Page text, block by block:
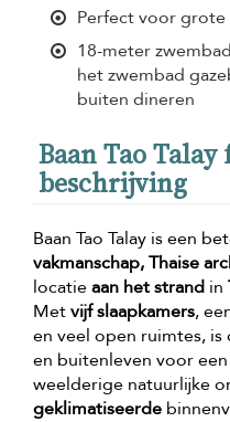
Perfect voor
18-meter
het zwembad
buiten dineren
Baan Tao Talay
beschrijving
Baan Tao Talay is een
vakmanschap, Thaise
locatieaan het strand in
Metvijf slaapkamers,
en veel open ruimtes, is
en buitenleven voor
weelderige natuurlijke
geklimatiseerde